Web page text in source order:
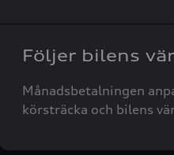
Följer bilens
Månadsbetalningen
körsträcka och bilens